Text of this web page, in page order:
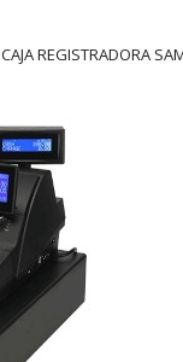
CAJA REGISTRADORA